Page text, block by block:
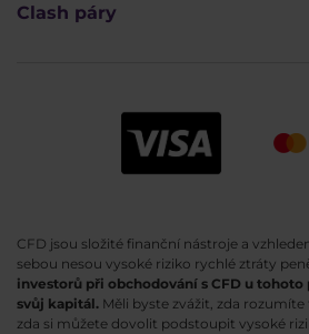
Clash páry
CFD jsou složité finanční nástroje a
sebou nesou vysoké riziko rychlé ztráty
investorů při obchodování s CFD u
svůj kapitál. Měli byste zvážit, zda
zda si můžete dovolit podstoupit vysoké